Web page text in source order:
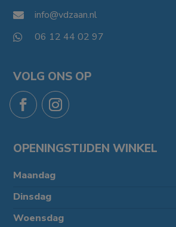
 info@vdzaan.nl
 06 12 44 02 97
VOLG ONS OP
OPENINGSTIJDEN WINKEL
Maandag
Dinsdag
Woensdag